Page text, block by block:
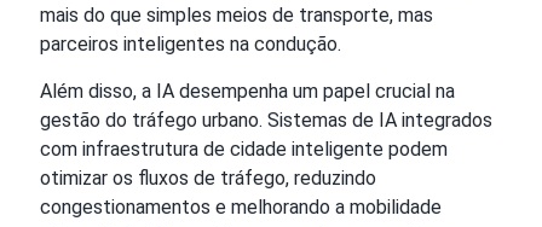
mais do que simples meios de transporte, mas
parceiros inteligentes na condução.
Além disso, a IA desempenha um papel crucial na
gestão do tráfego urbano. Sistemas de IA integrados
com infraestrutura de cidade inteligente podem
otimizar os fluxos de tráfego, reduzindo
congestionamentos e melhorando a mobilidade